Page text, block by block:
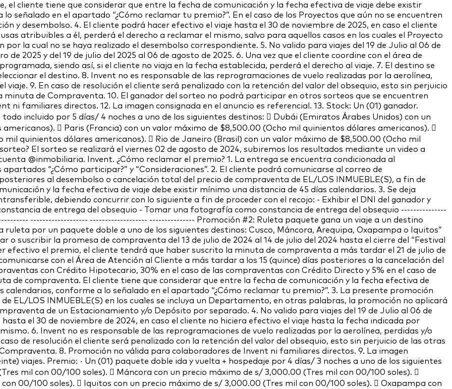
el cliente tiene que considerar que entre la fecha de comunicación y la fecha efectiva de viaje debe existir
señalado en el apartado “¿Cómo reclamar tu premio?”. En el caso de los Proyectos que aún no se encuentren
y desembolso. 4. El cliente podrá hacer efectivo el viaje hasta el 30 de noviembre de 2025, en caso el cliente
atribuibles a él, perderá el derecho a reclamar el mismo, salvo para aquellos casos en los cuales el Proyecto
la cual no se haya realizado el desembolso correspondiente. 5. No valido para viajes del 19 de Julio al 06 de
de 2025 y del 19 de julio del 2025 al 06 de agosto de 2025. 6. Una vez que el cliente coordine con el área de
siendo así, si el cliente no viaja en la fecha establecida, perderá el derecho al viaje. 7. El destino se
el destino. 8. Invent no es responsable de las reprogramaciones de vuelo realizadas por la aerolínea,
9. En caso de resolución el cliente será penalizado con la retención del valor del obsequio, esto sin perjuicio
minuta de Compraventa. 10. El ganador del sorteo no podrá participar en otros sorteos que se encuentren
ni familiares directos. 12. La imagen consignada en el anuncio es referencial. 13. Stock: Un (01) ganador.
incluido por 5 días/ 4 noches a uno de los siguientes destinos:  Dubái (Emiratos Árabes Unidos) con un
 Paris (Francia) con un valor máximo de $8,500.00 (Ocho mil quinientos dólares americanos). 
quinientos dólares americanos).  Rio de Janeiro (Brasil) con un valor máximo de $8,500.00 (Ocho mil
El sorteo se realizará el viernes 02 de agosto de 2024, subiremos los resultados mediante un video a
@inmobiliaria. Invent. ¿Cómo reclamar el premio? 1. La entrega se encuentra condicionada al
“¿Cómo participar?” y “Consideraciones”. 2. El cliente podrá comunicarse al correo de
al desembolso o cancelación total del precio de compraventa de EL/LOS INMUEBLE(S), a fin de
y la fecha efectiva de viaje debe existir mínimo una distancia de 45 días calendarios. 3. Se deja
debiendo concurrir con lo siguiente a fin de proceder con el recojo: - Exhibir el DNI del ganador y
de entrega del obsequio - Tomar una fotografía como constancia de entrega del obsequio ---------------
------------------- ------------------- --------------- Promoción #2: Ruleta paquete gana un viaje a un destino
ruleta por un paquete doble a uno de los siguientes destinos: Cusco, Máncora, Arequipa, Oxapampa o Iquitos”
suscribir la promesa de compraventa del 13 de julio de 2024 al 14 de julio del 2024 hasta el cierre del “Festival
efectivo el premio, el cliente tendrá que haber suscrito la minuta de compraventa a más tardar el 21 de julio de
con el Área de Atención al Cliente a más tardar a los 15 (quince) días posteriores a la cancelación del
con Crédito Hipotecario, 30% en el caso de las compraventas con Crédito Directo y 5% en el caso de
de compraventa. El cliente tiene que considerar que entre la fecha de comunicación y la fecha efectiva de
calendarios, conforme a lo señalado en el apartado “¿Cómo reclamar tu premio?”. 3. La presente promoción
EL/LOS INMUEBLE(S) en los cuales se incluya un Departamento, en otras palabras, la promoción no aplicará
de un Estacionamiento y/o Depósito por separado. 4. No valido para viajes del 19 de Julio al 06 de
el 30 de noviembre de 2024, en caso el cliente no hiciera efectivo el viaje hasta la fecha indicada por
6. Invent no es responsable de las reprogramaciones de vuelo realizadas por la aerolínea, perdidas y/o
de resolución el cliente será penalizado con la retención del valor del obsequio, esto sin perjuicio de las otras
8. Promoción no válida para colaboradores de Invent ni familiares directos. 9. La imagen
viajes. Premio: · Un (01) paquete doble ida y vuelta + hospedaje por 4 días/ 3 noches a uno de los siguientes
mil con 00/100 soles).  Máncora con un precio máximo de s/ 3,000.00 (Tres mil con 00/100 soles). 
00/100 soles).  Iquitos con un precio máximo de s/ 3,000.00 (Tres mil con 00/100 soles).  Oxapampa con